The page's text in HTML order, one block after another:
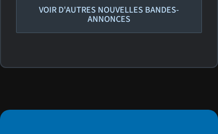
VOIR D'AUTRES NOUVELLES BANDES-
ANNONCES